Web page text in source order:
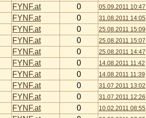
FYNF.at 0 05.09.2011 10:47
FYNF.at 0 31.08.2011 14:05
FYNF.at 0 25.08.2011 15:09
FYNF.at 0 25.08.2011 15:07
FYNF.at 0 25.08.2011 14:47
FYNF.at 0 14.08.2011 11:42
FYNF.at 0 14.08.2011 11:39
FYNF.at 0 31.07.2011 13:02
FYNF.at 0 31.07.2011 12:26
FYNF.at 0 10.02.2011 08:55